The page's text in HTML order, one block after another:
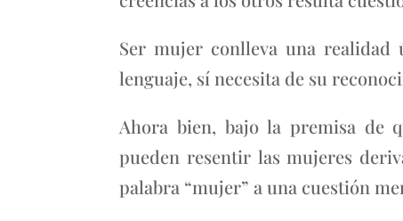
Ser mujer conlleva una realidad
lenguaje, sí necesita de su
Ahora bien, bajo la premisa de
pueden resentir las mujeres
palabra “mujer” a una cuestión